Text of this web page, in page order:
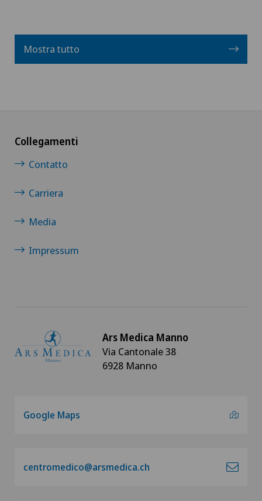
Mostra tutto
Collegamenti
Contatto
Carriera
Media
Impressum
Ars Medica Manno
Via Cantonale 38
6928 Manno
Google Maps
centromedico@arsmedica.ch